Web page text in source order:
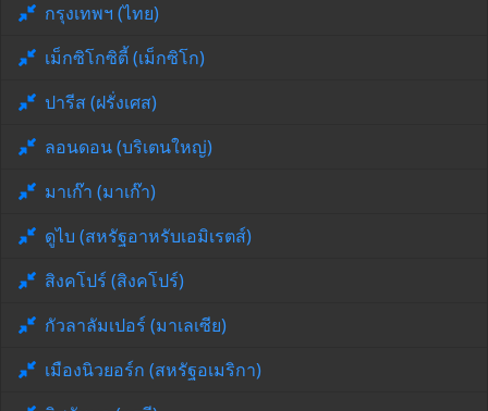
กรุงเทพฯ (ไทย)
เม็กซิโกซิตี้ (เม็กซิโก)
ปารีส (ฝรั่งเศส)
ลอนดอน (บริเตนใหญ่)
มาเก๊า (มาเก๊า)
ดูไบ (สหรัฐอาหรับเอมิเรตส์)
สิงคโปร์ (สิงคโปร์)
กัวลาลัมเปอร์ (มาเลเซีย)
เมืองนิวยอร์ก (สหรัฐอเมริกา)